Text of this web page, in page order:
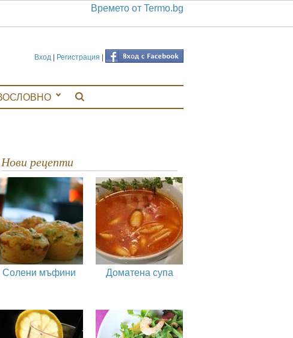
Времето от Termo.bg
Вход | Регистрация |
Нови рецепти
Солени мъфини Доматена супа